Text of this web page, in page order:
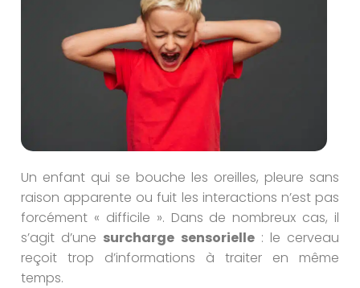
Un enfant qui se bouche les oreilles, pleure sans
raison apparente ou fuit les interactions n’est pas
forcément « difficile ». Dans de nombreux cas, il
s’agit d’une surcharge sensorielle: le cerveau
reçoit trop d’informations à traiter en même
temps.